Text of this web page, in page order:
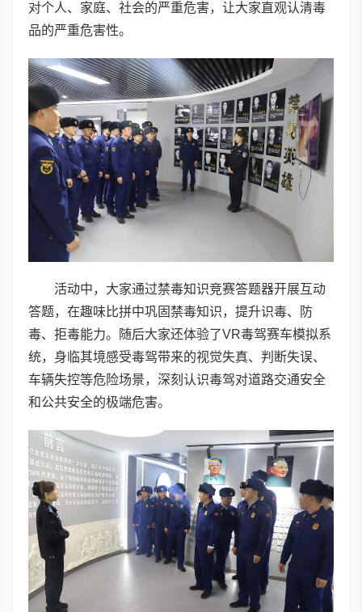
对个人、家庭、社会的严重危害，让大家直观认清毒
品的严重危害性。
活动中，大家通过禁毒知识竞赛答题器开展互动
答题，在趣味比拼中巩固禁毒知识，提升识毒、防
毒、拒毒能力。随后大家还体验了VR毒驾赛车模拟系
统，身临其境感受毒驾带来的视觉失真、判断失误、
车辆失控等危险场景，深刻认识毒驾对道路交通安全
和公共安全的极端危害。